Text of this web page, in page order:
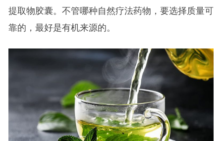
提取物胶囊。不管哪种自然疗法药物，要选择质量可
靠的，最好是有机来源的。